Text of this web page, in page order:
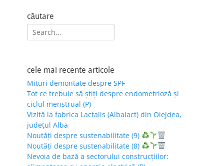
căutare
Search
for:
cele mai recente articole
Mituri demontate despre SPF
Tot ce trebuie să știți despre endometrioză și
ciclul menstrual (P)
Vizită la fabrica Lactalis (Albalact) din Oiejdea,
județul Alba
Noutăți despre sustenabilitate (9)
Noutăți despre sustenabilitate (8)
Nevoia de bază a sectorului construcțiilor: